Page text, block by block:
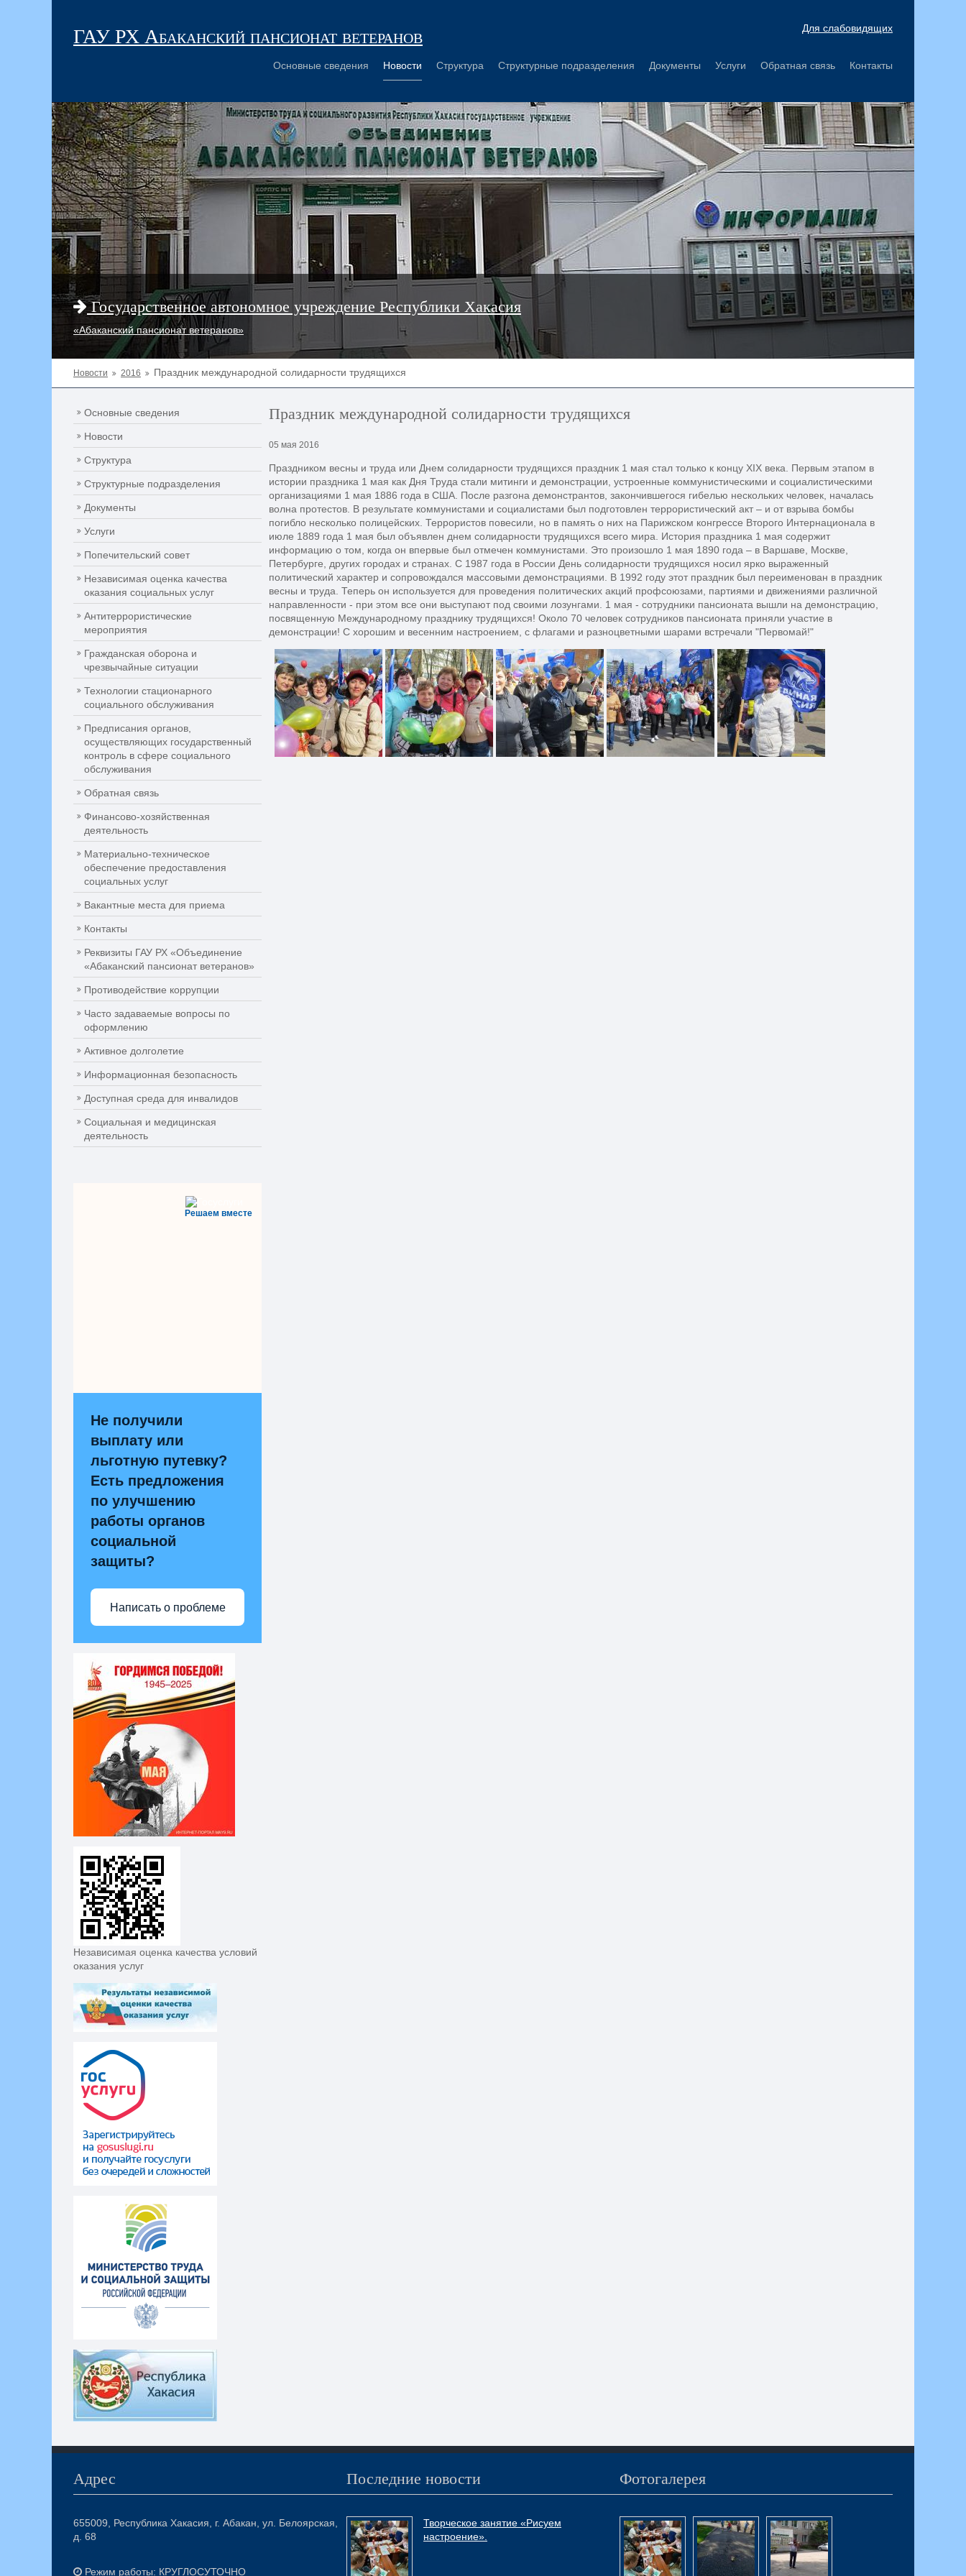
Для слабовидящих
ГАУ РХ Абаканский пансионат ветеранов
Основные сведения Новости Структура Структурные подразделения Документы Услуги Обратная связь Контакты
Государственное автономное учреждение Республики Хакасия
«Абаканский пансионат ветеранов»
Новости 2016 Праздник международной солидарности трудящихся
Основные сведения
Новости
Структура
Структурные подразделения
Документы
Услуги
Попечительский совет
Независимая оценка качества
оказания социальных услуг
Антитеррористические
мероприятия
Гражданская оборона и
чрезвычайные ситуации
Технологии стационарного
социального обслуживания
Предписания органов,
осуществляющих государственный
контроль в сфере социального
обслуживания
Обратная связь
Финансово-хозяйственная
деятельность
Материально-техническое
обеспечение предоставления
социальных услуг
Вакантные места для приема
Контакты
Реквизиты ГАУ РХ «Объединение
«Абаканский пансионат ветеранов»
Противодействие коррупции
Часто задаваемые вопросы по
оформлению
Активное долголетие
Информационная безопасность
Доступная среда для инвалидов
Социальная и медицинская
деятельность
Решаем вместе
Не получили
выплату или
льготную путевку?
Есть предложения
по улучшению
работы органов
социальной
защиты?
Написать о проблеме
Независимая оценка качества условий
оказания услуг
Праздник международной солидарности трудящихся
05 мая 2016
Праздником весны и труда или Днем солидарности трудящихся праздник 1 мая стал только к концу XIX века. Первым этапом в
истории праздника 1 мая как Дня Труда стали митинги и демонстрации, устроенные коммунистическими и социалистическими
организациями 1 мая 1886 года в США. После разгона демонстрантов, закончившегося гибелью нескольких человек, началась
волна протестов. В результате коммунистами и социалистами был подготовлен террористический акт – и от взрыва бомбы
погибло несколько полицейских. Террористов повесили, но в память о них на Парижском конгрессе Второго Интернационала в
июле 1889 года 1 мая был объявлен днем солидарности трудящихся всего мира. История праздника 1 мая содержит
информацию о том, когда он впервые был отмечен коммунистами. Это произошло 1 мая 1890 года – в Варшаве, Москве,
Петербурге, других городах и странах. С 1987 года в России День солидарности трудящихся носил ярко выраженный
политический характер и сопровождался массовыми демонстрациями. В 1992 году этот праздник был переименован в праздник
весны и труда. Теперь он используется для проведения политических акций профсоюзами, партиями и движениями различной
направленности - при этом все они выступают под своими лозунгами. 1 мая - сотрудники пансионата вышли на демонстрацию,
посвященную Международному празднику трудящихся! Около 70 человек сотрудников пансионата приняли участие в
демонстрации! С хорошим и весенним настроением, с флагами и разноцветными шарами встречали "Первомай!"
Адрес
655009, Республика Хакасия, г. Абакан, ул. Белоярская,
д. 68
Режим работы: КРУГЛОСУТОЧНО
Последние новости
Творческое занятие «Рисуем
настроение».
Фотогалерея